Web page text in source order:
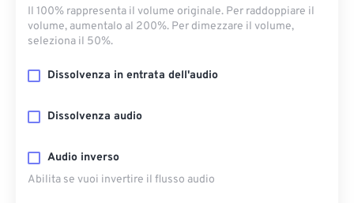
Il 100% rappresenta il volume originale. Per raddoppiare il
volume, aumentalo al 200%. Per dimezzare il volume,
seleziona il 50%.
Dissolvenza in entrata dell'audio
Dissolvenza audio
Audio inverso
Abilita se vuoi invertire il flusso audio